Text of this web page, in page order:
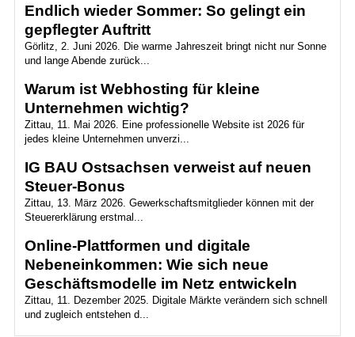
Endlich wieder Sommer: So gelingt ein
gepflegter Auftritt
Görlitz, 2. Juni 2026. Die warme Jahreszeit bringt nicht nur Sonne
und lange Abende zurück...
Warum ist Webhosting für kleine
Unternehmen wichtig?
Zittau, 11. Mai 2026. Eine professionelle Website ist 2026 für
jedes kleine Unternehmen unverzi...
IG BAU Ostsachsen verweist auf neuen
Steuer-Bonus
Zittau, 13. März 2026. Gewerkschaftsmitglieder können mit der
Steuererklärung erstmal...
Online-Plattformen und digitale
Nebeneinkommen: Wie sich neue
Geschäftsmodelle im Netz entwickeln
Zittau, 11. Dezember 2025. Digitale Märkte verändern sich schnell
und zugleich entstehen d...